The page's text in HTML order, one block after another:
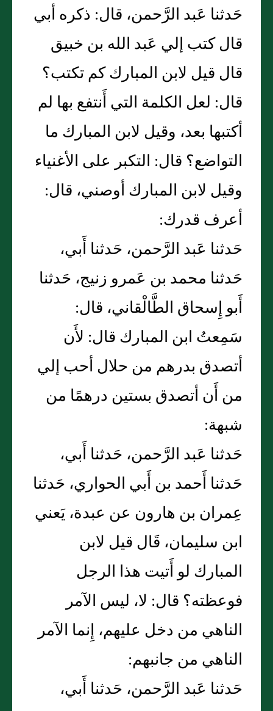
حَدثنا عَبد الرَّحمن، قال: ذكره أبي
قال كتب إلي عَبد الله بن خبيق
قال قيل لابن المبارك كم تكتب؟
قال: لعل الكلمة التي أَنتفع بها لم
أكتبها بعد، وقيل لابن المبارك ما
التواضع؟ قال: التكبر على الأغنياء
وقيل لابن المبارك أوصني، قال:
أعرف قدرك:
حَدثنا عَبد الرَّحمن، حَدثنا أَبي،
حَدثنا محمد بن عَمرو زنيج، حَدثنا
أَبو إِسحاق الطَّالْقاني، قال:
سَمِعتُ ابن المبارك قال: لأَن
أتصدق بدرهم من حلال أحب إلي
من أَن أتصدق بستين درهمًا من
شبهة:
حَدثنا عَبد الرَّحمن، حَدثنا أَبي،
حَدثنا أَحمد بن أَبي الحواري، حَدثنا
عِمران بن هارون عن عبدة، يَعني
ابن سليمان، قَال قيل لابن
المبارك لو أَتيت هذا الرجل
فوعظته؟ قال: لا، ليس الآمر
الناهي من دخل عليهم، إِنما الآمر
الناهي من جانبهم:
حَدثنا عَبد الرَّحمن، حَدثنا أَبي،